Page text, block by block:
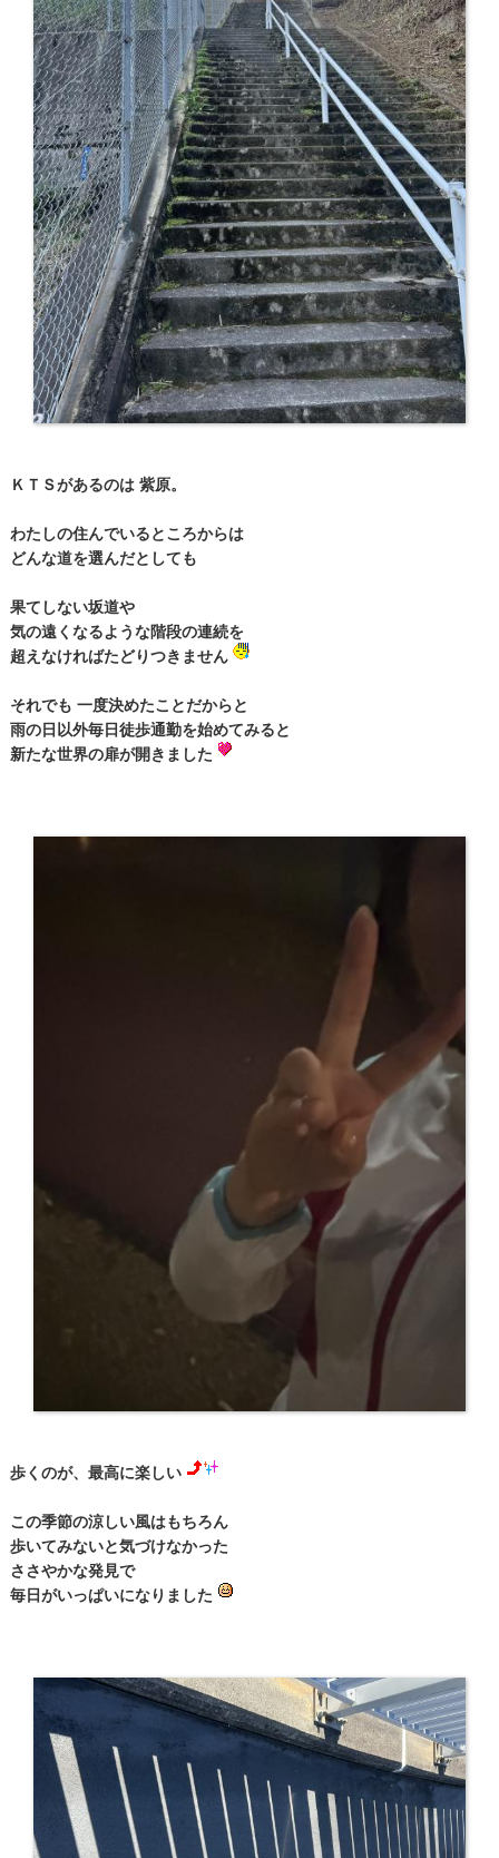
ＫＴＳがあるのは 紫原。
わたしの住んでいるところからは
どんな道を選んだとしても
果てしない坂道や
気の遠くなるような階段の連続を
超えなければたどりつきません
それでも 一度決めたことだからと
雨の日以外毎日徒歩通勤を始めてみると
新たな世界の扉が開きました
歩くのが、最高に楽しい
この季節の涼しい風はもちろん
歩いてみないと気づけなかった
ささやかな発見で
毎日がいっぱいになりました